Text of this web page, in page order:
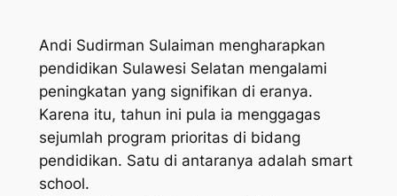
Andi Sudirman Sulaiman mengharapkan
pendidikan Sulawesi Selatan mengalami
peningkatan yang signifikan di eranya.
Karena itu, tahun ini pula ia menggagas
sejumlah program prioritas di bidang
pendidikan. Satu di antaranya adalah smart
school.